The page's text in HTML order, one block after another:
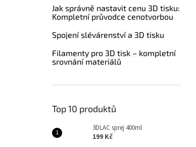
Jak správně nastavit cenu 3D tisku:
Kompletní průvodce cenotvorbou
Spojení slévárenství a 3D tisku
Filamenty pro 3D tisk – kompletní
srovnání materiálů
Top 10 produktů
3DLAC sprej 400ml
199 Kč